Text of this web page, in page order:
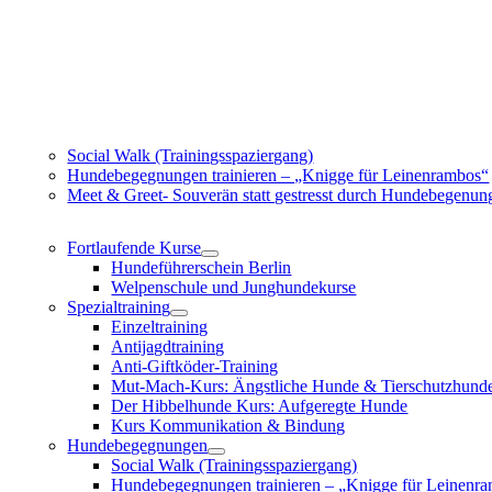
Social Walk (Trainingsspaziergang)
Hundebegegnungen trainieren – „Knigge für Leinenrambos“
Meet & Greet- Souverän statt gestresst durch
Fortlaufende Kurse
Hundeführerschein Berlin
Welpenschule und Junghundekurse
Spezialtraining
Einzeltraining
Antijagdtraining
Anti-Giftköder-Training
Mut-Mach-Kurs: Ängstliche Hunde &
Der Hibbelhunde Kurs: Aufgeregte Hunde
Kurs Kommunikation & Bindung
Hundebegegnungen
Social Walk (Trainingsspaziergang)
Hundebegegnungen trainieren – „Knigge für